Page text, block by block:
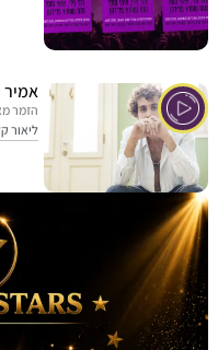
אמיר
הזמר
ליאור קלו